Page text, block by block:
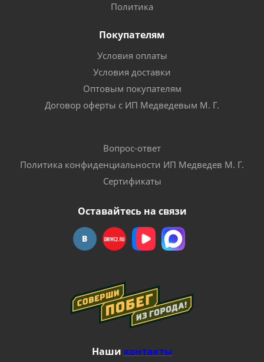
Политика
Покупателям
Условия оплаты
Условия доставки
Оптовым покупателям
Договор оферты с ИП Медведевым М. Г.
Вопрос-ответ
Политика конфиденциальности ИП Медведев М. Г.
Сертификаты
Оставайтесь на связи
Наши контакты